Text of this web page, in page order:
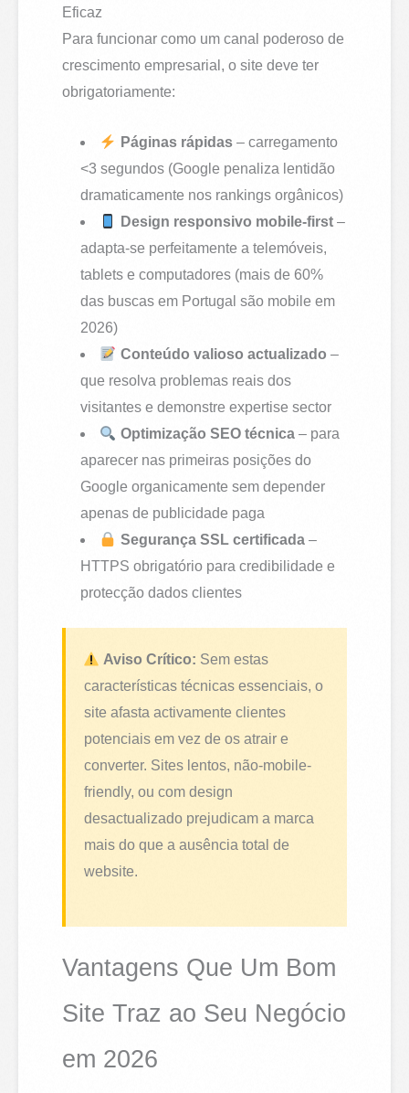
Eficaz
Para funcionar como um canal poderoso de
crescimento empresarial, o site deve ter
obrigatoriamente:
Páginas rápidas – carregamento
<3 segundos (Google penaliza lentidão
dramaticamente nos rankings orgânicos)
Design responsivo mobile-first –
adapta-se perfeitamente a telemóveis,
tablets e computadores (mais de 60%
das buscas em Portugal são mobile em
2026)
Conteúdo valioso actualizado –
que resolva problemas reais dos
visitantes e demonstre expertise sector
Optimização SEO técnica – para
aparecer nas primeiras posições do
Google organicamente sem depender
apenas de publicidade paga
Segurança SSL certificada –
HTTPS obrigatório para credibilidade e
protecção dados clientes
Aviso Crítico: Sem estas
características técnicas essenciais, o
site afasta activamente clientes
potenciais em vez de os atrair e
converter. Sites lentos, não-mobile-
friendly, ou com design
desactualizado prejudicam a marca
mais do que a ausência total de
website.
Vantagens Que Um Bom
Site Traz ao Seu Negócio
em 2026